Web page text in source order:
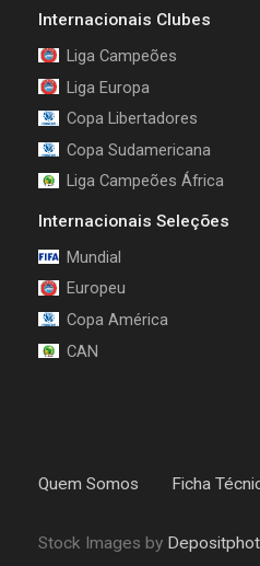
Internacionais Clubes
Liga Campeões
Liga Europa
Copa Libertadores
Copa Sudamericana
Liga Campeões África
Internacionais Seleções
Mundial
Europeu
Copa América
CAN
Quem Somos Ficha
Stock Images by